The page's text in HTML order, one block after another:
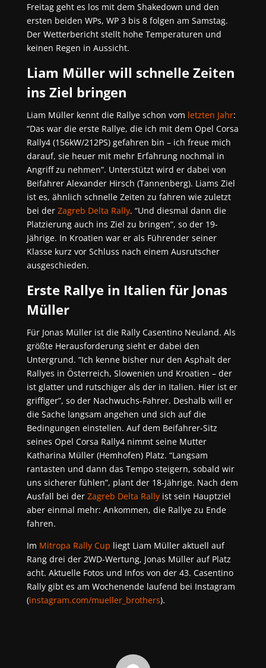
Freitag geht es los mit dem Shakedown und den
ersten beiden WPs, WP 3 bis 8 folgen am Samstag.
Der Wetterbericht stellt hohe Temperaturen und
keinen Regen in Aussicht.
Liam Müller will schnelle Zeiten
ins Ziel bringen
Liam Müller kennt die Rallye schon vom letzten Jahr:
“Das war die erste Rallye, die ich mit dem Opel Corsa
Rally4 (156kW/212PS) gefahren bin – ich freue mich
darauf, sie heuer mit mehr Erfahrung nochmal in
Angriff zu nehmen”. Unterstützt wird er dabei von
Beifahrer Alexander Hirsch (Tannenberg). Liams Ziel
ist es, ähnlich schnelle Zeiten zu fahren wie zuletzt
bei der Zagreb Delta Rally. “Und diesmal dann die
Platzierung auch ins Ziel zu bringen”, so der 19-
Jährige. In Kroatien war er als Führender seiner
Klasse kurz vor Schluss nach einem Ausrutscher
ausgeschieden.
Erste Rallye in Italien für Jonas
Müller
Für Jonas Müller ist die Rally Casentino Neuland. Als
größte Herausforderung sieht er dabei den
Untergrund. “Ich kenne bisher nur den Asphalt der
Rallyes in Österreich, Slowenien und Kroatien – der
ist glatter und rutschiger als der in Italien. Hier ist er
griffiger”, so der Nachwuchs-Fahrer. Deshalb will er
die Sache langsam angehen und sich auf die
Bedingungen einstellen. Auf dem Beifahrer-Sitz
seines Opel Corsa Rally4 nimmt seine Mutter
Katharina Müller (Hemhofen) Platz. “Langsam
rantasten und dann das Tempo steigern, sobald wir
uns sicherer fühlen”, plant der 18-Jährige. Nach dem
Ausfall bei der Zagreb Delta Rallyist sein Hauptziel
aber einmal mehr: Ankommen, die Rallye zu Ende
fahren.
Im Mitropa Rally Cup liegt Liam Müller aktuell auf
Rang drei der 2WD-Wertung, Jonas Müller auf Platz
acht. Aktuelle Fotos und Infos von der 43. Casentino
Rally gibt es am Wochenende laufend bei Instagram
(instagram.com/mueller_brothers).